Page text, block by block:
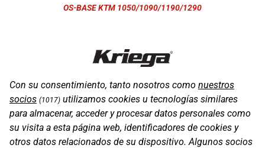
OS-BASE KTM 1050/1090/1190/1290
Con su consentimiento, tanto nosotros como nuestros
socios (1017) utilizamos cookies u tecnologías similares
para almacenar, acceder y procesar datos personales como
su visita a esta página web, identificadores de cookies y
otros datos relacionados de su dispositivo. Algunos socios